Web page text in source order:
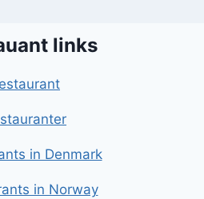
links
in Denmark
in Norway